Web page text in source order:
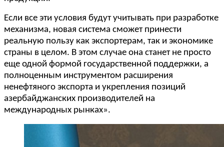
Если все эти условия будут учитывать при разработке
механизма, новая система сможет принести
реальную пользу как экспортерам, так и экономике
страны в целом. В этом случае она станет не просто
еще одной формой государственной поддержки, а
полноценным инструментом расширения
ненефтяного экспорта и укрепления позиций
азербайджанских производителей на
международных рынках».